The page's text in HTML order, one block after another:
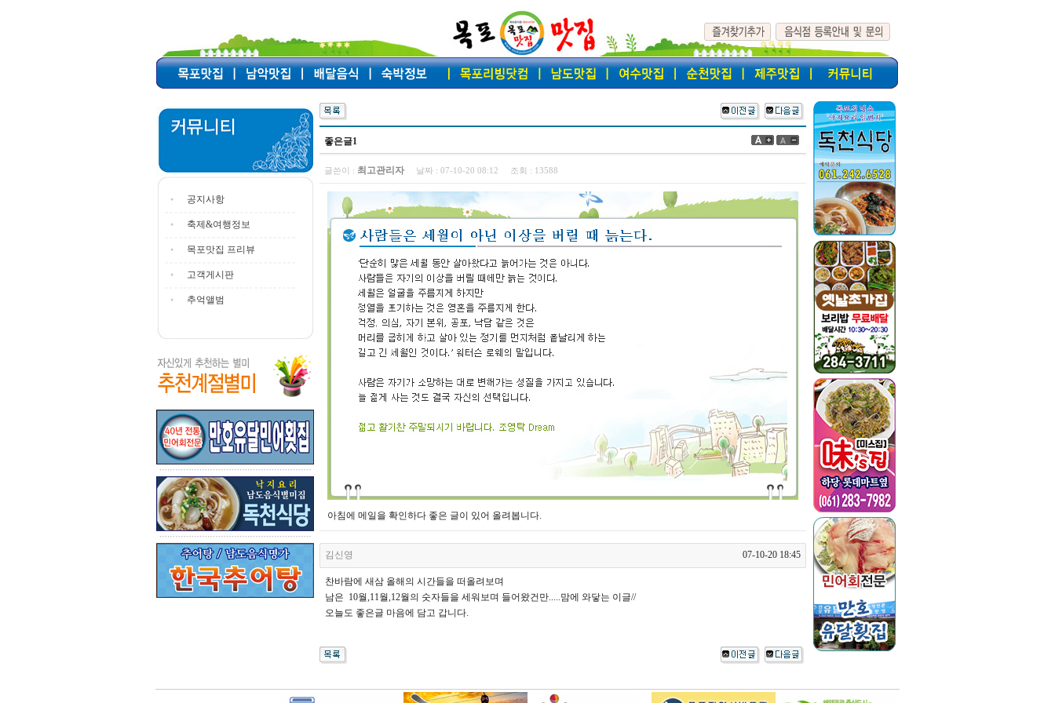
공지사항
축제&여행정보
목포맛집 프리뷰
고객게시판
추억앨범
좋은글1
글쓴이 : 최고관리자 날짜 : 07-10-20 08:12 조회 : 13588
아침에 메일을 확인하다 좋은 글이 있어 올려봅니다.
김신영 07-10-20 18:45
찬바람에 새삼 올해의 시간들을 떠올려보며
남은 10월,11월,12월의 숫자들을 세워보며 들어왔건만.....맘에 와닿는 이글//
오늘도 좋은글 마음에 담고 갑니다.